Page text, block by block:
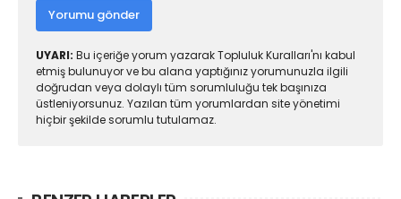
Yorumu gönder
UYARI: Bu içeriğe yorum yazarak Topluluk Kuralları'nı kabul
etmiş bulunuyor ve bu alana yaptığınız yorumunuzla ilgili
doğrudan veya dolaylı tüm sorumluluğu tek başınıza
üstleniyorsunuz. Yazılan tüm yorumlardan site yönetimi
hiçbir şekilde sorumlu tutulamaz.